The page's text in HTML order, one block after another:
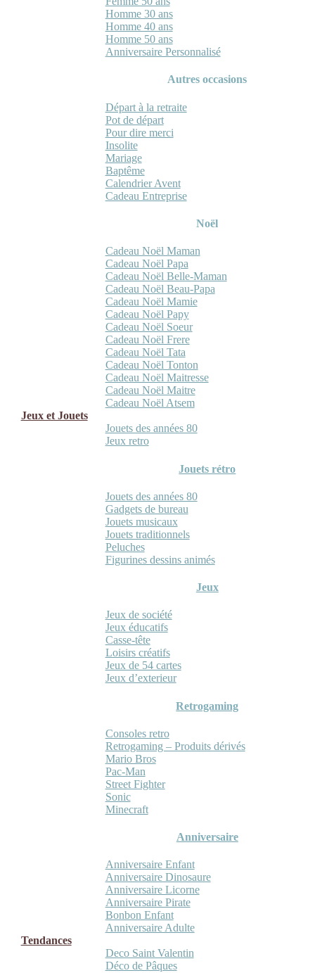
Homme 30 ans
Homme 40 ans
Homme 50 ans
Anniversaire Personnalisé
Autres occasions
Départ à la retraite
Pot de départ
Pour dire merci
Insolite
Mariage
Baptême
Calendrier Avent
Cadeau Entreprise
Noël
Cadeau Noël Maman
Cadeau Noël Papa
Cadeau Noël Belle-Maman
Cadeau Noël Beau-Papa
Cadeau Noël Mamie
Cadeau Noël Papy
Cadeau Noël Soeur
Cadeau Noël Frere
Cadeau Noël Tata
Cadeau Noël Tonton
Cadeau Noël Maitresse
Cadeau Noël Maitre
Cadeau Noël Atsem
Jeux et Jouets
Jouets des années 80
Jeux retro
Jouets rétro
Jouets des années 80
Gadgets de bureau
Jouets musicaux
Jouets traditionnels
Peluches
Figurines dessins animés
Jeux
Jeux de société
Jeux éducatifs
Casse-tête
Loisirs créatifs
Jeux de 54 cartes
Jeux d’exterieur
Retrogaming
Consoles retro
Retrogaming – Produits dérivés
Mario Bros
Pac-Man
Street Fighter
Sonic
Minecraft
Anniversaire
Anniversaire Enfant
Anniversaire Dinosaure
Anniversaire Licorne
Anniversaire Pirate
Bonbon Enfant
Anniversaire Adulte
Tendances
Deco Saint Valentin
Déco de Pâques